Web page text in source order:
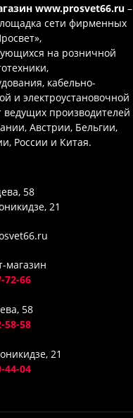
www.prosvet66.ru –
сети фирменных
на розничной
кабельно-
и электроустановочной
ведущих производителей
Австрии, Бельгии,
России и Китая.
58
21
магазин
72-66
58
58-58
21
44-04